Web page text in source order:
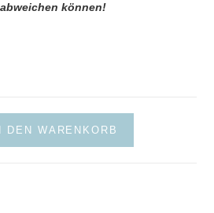
können!
DEN WARENKORB